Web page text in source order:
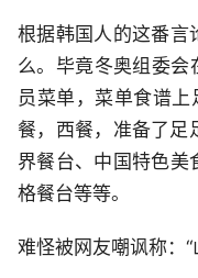
根据韩国人的这番言
么。毕竟冬奥组委会
员菜单，菜单食谱
餐，西餐，准备了足
界餐台、中国特色美
格餐台等等。
难怪被网友嘲讽称：